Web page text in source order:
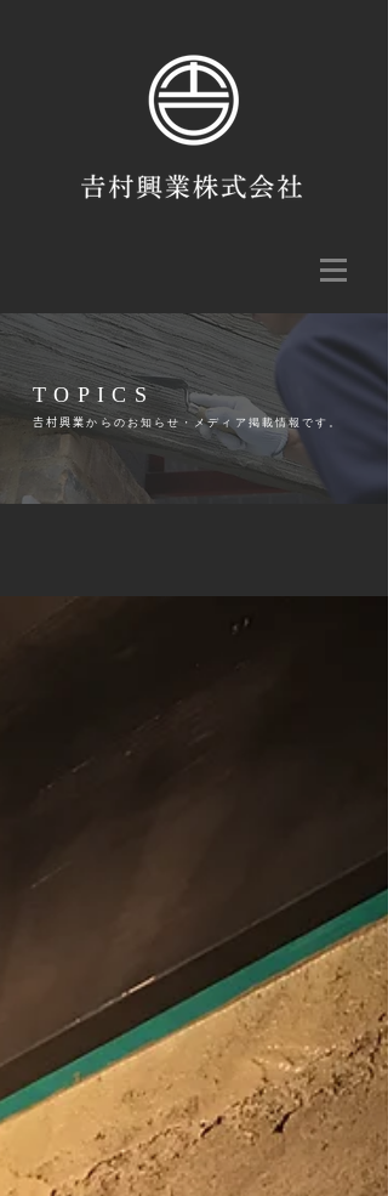
TOPICS
𠮷村興業からのお知らせ・メディア掲載情報です。